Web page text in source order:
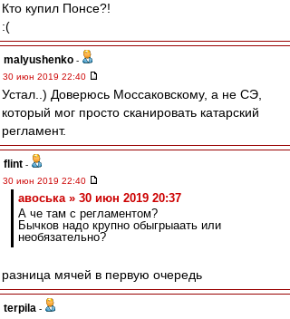
Кто купил Понсе?!
:(
malyushenko -
30 июн 2019 22:40
Устал..) Доверюсь Моссаковскому, а не СЭ,
который мог просто сканировать катарский
регламент.
flint -
30 июн 2019 22:40
авоська » 30 июн 2019 20:37
А че там с регламентом?
Бычков надо крупно обыгрыаать или
необязательно?
разница мячей в первую очередь
terpila -